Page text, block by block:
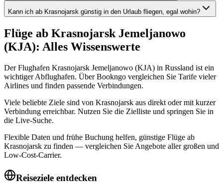
Kann ich ab Krasnojarsk günstig in den Urlaub fliegen, egal wohin?
Flüge ab Krasnojarsk Jemeljanowo
(KJA): Alles Wissenswerte
Der Flughafen Krasnojarsk Jemeljanowo (KJA) in Russland ist ein
wichtiger Abflughafen. Über Bookngo vergleichen Sie Tarife vieler
Airlines und finden passende Verbindungen.
Viele beliebte Ziele sind von Krasnojarsk aus direkt oder mit kurzer
Verbindung erreichbar. Nutzen Sie die Zielliste und springen Sie in
die Live-Suche.
Flexible Daten und frühe Buchung helfen, günstige Flüge ab
Krasnojarsk zu finden — vergleichen Sie Angebote aller großen und
Low-Cost-Carrier.
Reiseziele entdecken